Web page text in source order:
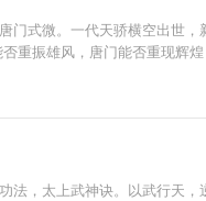
式微。一代天骄横空出世
重振雄风，唐门能否重现
，太上武神诀。以武行天，